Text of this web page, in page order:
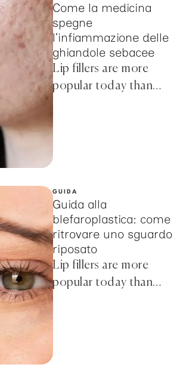
Come la medicina
spegne
l’infiammazione delle
ghiandole sebacee
Lip fillers are more
popular today than
the ease of the
procedure and
affordable …
GUIDA
Guida alla
blefaroplastica: come
ritrovare uno sguardo
riposato
Lip fillers are more
popular today than
ever before, thanks to
affordable …